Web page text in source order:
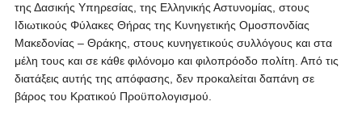
της Δασικής Υπηρεσίας, της Ελληνικής Αστυνομίας, στους
Ιδιωτικούς Φύλακες Θήρας της Κυνηγετικής Ομοσπονδίας
Μακεδονίας – Θράκης, στους κυνηγετικούς συλλόγους και στα
μέλη τους και σε κάθε φιλόνομο και φιλοπρόοδο πολίτη. Από τις
διατάξεις αυτής της απόφασης, δεν προκαλείται δαπάνη σε
βάρος του Κρατικού Προϋπολογισμού.